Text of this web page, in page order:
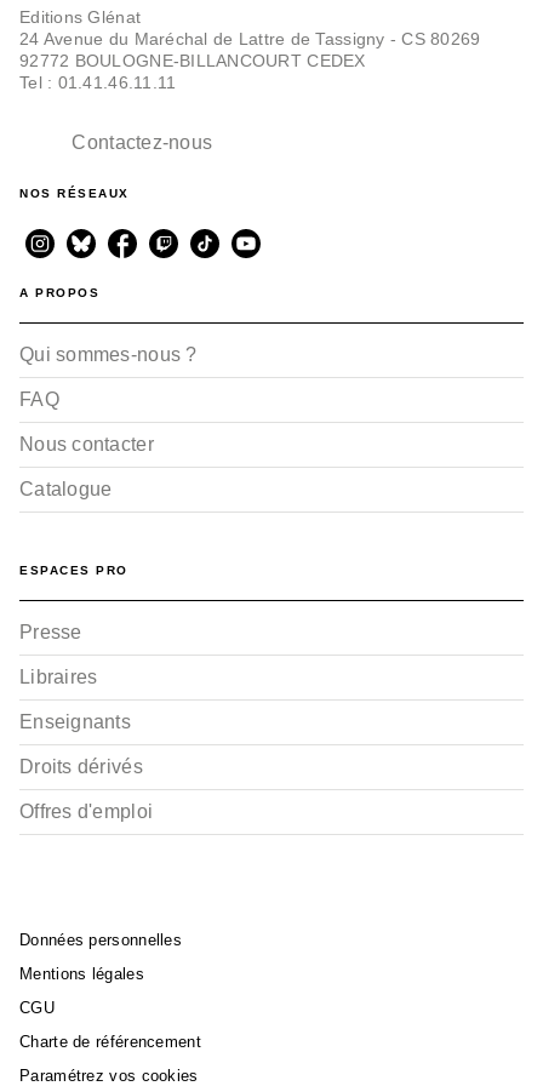
Rectificando - Tome 03
Didier Convard
Denis Falque
15/11/2023
Rectificando - Tome 02
Rectificando - Tome 01
10/11/2021
Editions Glénat
24 Avenue du Maréchal de Lattre de Tassigny - CS 80269
92772 BOULOGNE-BILLANCOURT CEDEX
Tel : 01.41.46.11.11
Contactez-nous
NOS RÉSEAUX
A PROPOS
Qui sommes-nous ?
FAQ
Nous contacter
Catalogue
ESPACES PRO
Presse
Libraires
Enseignants
Droits dérivés
Offres d'emploi
Données personnelles
Mentions légales
CGU
Charte de référencement
Paramétrez vos cookies